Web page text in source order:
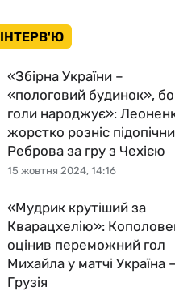
ІНТЕРВ'Ю
15 жовтня 2024, 14:16
«Збірна України –
«пологовий будинок», бо
голи народжує»:
жорстко розніс
Реброва за гру з Чехією
«Мудрик крутіший за
Кварацхелію»:
оцінив переможний гол
Михайла у матчі Україна –
Грузія